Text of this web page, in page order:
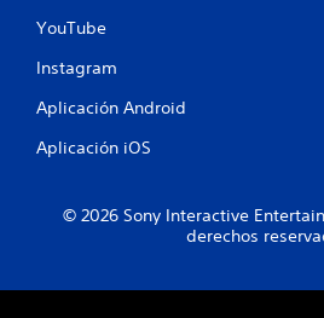
YouTube
Instagram
Aplicación Android
Aplicación iOS
© 2026 Sony Interactive
derechos